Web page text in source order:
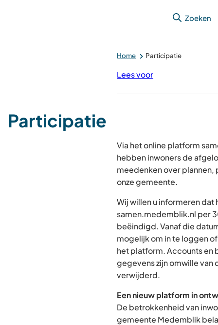
Zoeken
Home Participatie
Lees voor
Participatie
Via het online platform
hebben inwoners de
meedenken over
onze gemeente.
Wij willen u informeren dat
samen.medemblik.nl per
beëindigd. Vanaf die
mogelijk om in te loggen
het platform. Accounts en
gegevens zijn omwille van
verwijderd.
Een nieuw platform in
De betrokkenheid van
gemeente Medemblik